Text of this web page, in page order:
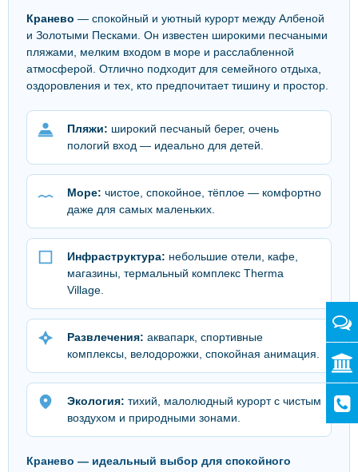
Кранево — спокойный и уютный курорт между Албеной
и Золотыми Песками. Он известен широкими песчаными
пляжами, мелким входом в море и расслабленной
атмосферой. Отлично подходит для семейного отдыха,
оздоровления и тех, кто предпочитает тишину и простор.
Пляжи: широкий песчаный берег, очень
пологий вход — идеально для детей.
Море: чистое, спокойное, тёплое — комфортно
даже для самых маленьких.
Инфраструктура: небольшие отели, кафе,
магазины, термальный комплекс Therma
Village.
Развлечения: аквапарк, спортивные
комплексы, велодорожки, спокойная анимация.
Экология: тихий, малолюдный курорт с чистым
воздухом и природными зонами.
Кранево — идеальный выбор для спокойного